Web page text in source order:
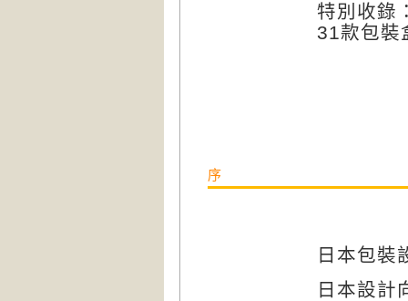
特別收錄
31款包裝
序
日本包裝
日本設計